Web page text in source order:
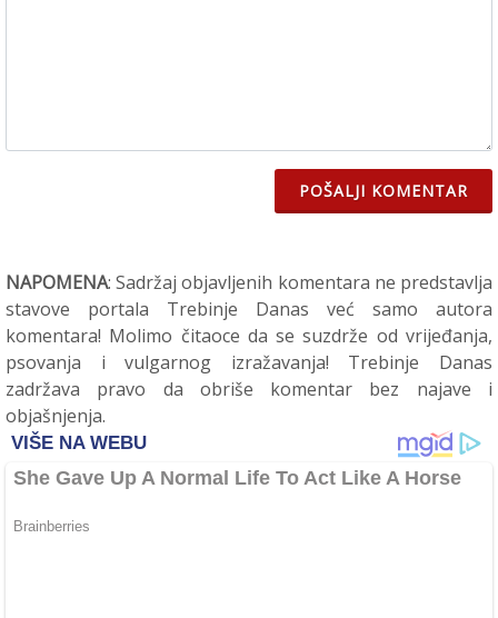
POŠALJI KOMENTAR
NAPOMENA: Sadržaj objavljenih komentara ne predstavlja
stavove portala Trebinje Danas već samo autora
komentara! Molimo čitaoce da se suzdrže od vrijeđanja,
psovanja i vulgarnog izražavanja! Trebinje Danas
zadržava pravo da obriše komentar bez najave i
objašnjenja.